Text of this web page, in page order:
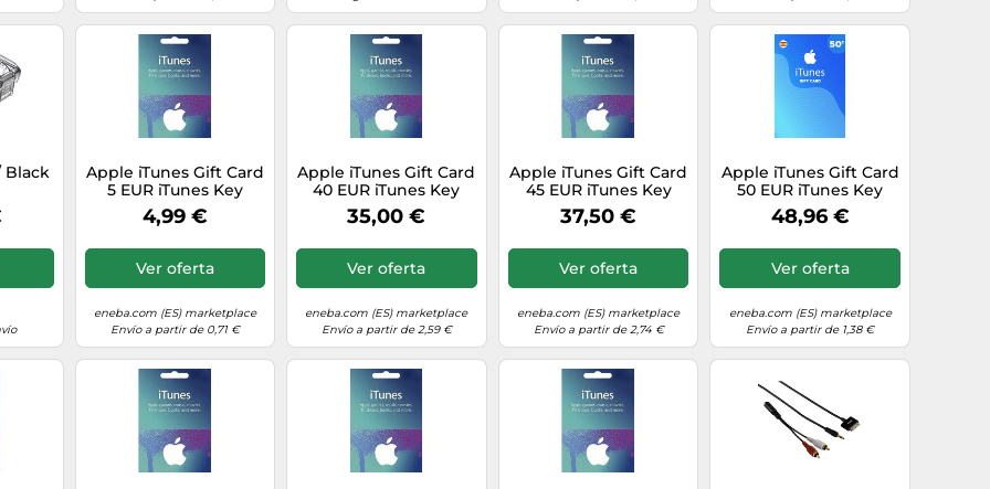
Black
Apple iTunes Gift Card
5 EUR iTunes Key
SPAIN
4,99 €
Ver oferta
eneba.com (ES) marketplace
Envío a partir de 0,71 €
Apple iTunes Gift Card
40 EUR iTunes Key
SPAIN
35,00 €
Ver oferta
eneba.com (ES) marketplace
Envío a partir de 2,59 €
Apple iTunes Gift Card
45 EUR iTunes Key
SPAIN
37,50 €
Ver oferta
eneba.com (ES) marketplace
Envío a partir de 2,74 €
Apple iTunes Gift Card
50 EUR iTunes Key
SPAIN
48,96 €
Ver oferta
eneba.com (ES) marketplace
Envío a partir de 1,38 €